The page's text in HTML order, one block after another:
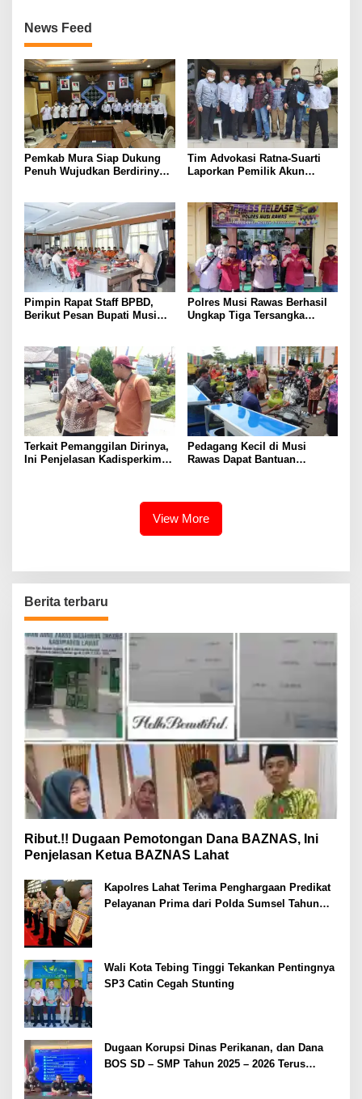
News Feed
Pemkab Mura Siap Dukung
Penuh Wujudkan Berdirinya
Tim Advokasi Ratna-Suarti
Laporkan Pemilik Akun
Pimpin Rapat Staff BPBD,
Berikut Pesan Bupati Musi
Polres Musi Rawas Berhasil
Ungkap Tiga Tersangka
Terkait Pemanggilan Dirinya,
Ini Penjelasan Kadisperkim
Pedagang Kecil di Musi
Rawas Dapat Bantuan
View More
Berita terbaru
Ribut.!! Dugaan Pemotongan Dana BAZNAS, Ini
Penjelasan Ketua BAZNAS Lahat
Kapolres Lahat Terima Penghargaan Predikat
Pelayanan Prima dari Polda Sumsel Tahun
Wali Kota Tebing Tinggi Tekankan Pentingnya
SP3 Catin Cegah Stunting
Dugaan Korupsi Dinas Perikanan, dan Dana
BOS SD – SMP Tahun 2025 – 2026 Terus